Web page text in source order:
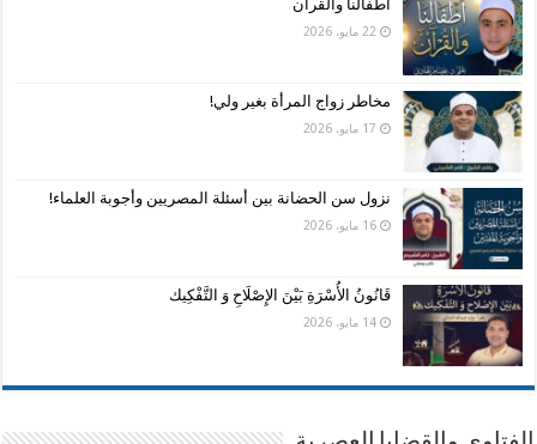
أطفالنا والقرآن
22 مايو، 2026
مخاطر زواج المرأة بغير ولي!
17 مايو، 2026
نزول سن الحضانة بين أسئلة المصريين وأجوبة العلماء!
16 مايو، 2026
قَانُونُ الأُسْرَةِ بَيْنَ الإِصْلَاحِ وَ التَّفْكِيك
14 مايو، 2026